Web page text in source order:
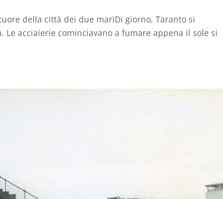
della città dei due mariDi giorno, Taranto si
acciaierie cominciavano a fumare appena il sole si